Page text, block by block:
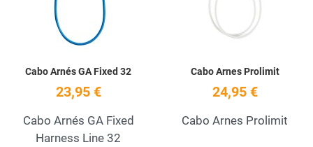
Cabo Arnés GA Fixed 32
23,95 €
Cabo Arnés GA Fixed
Harness Line 32
Cabo Arnes Prolimit
24,95 €
Cabo Arnes Prolimit